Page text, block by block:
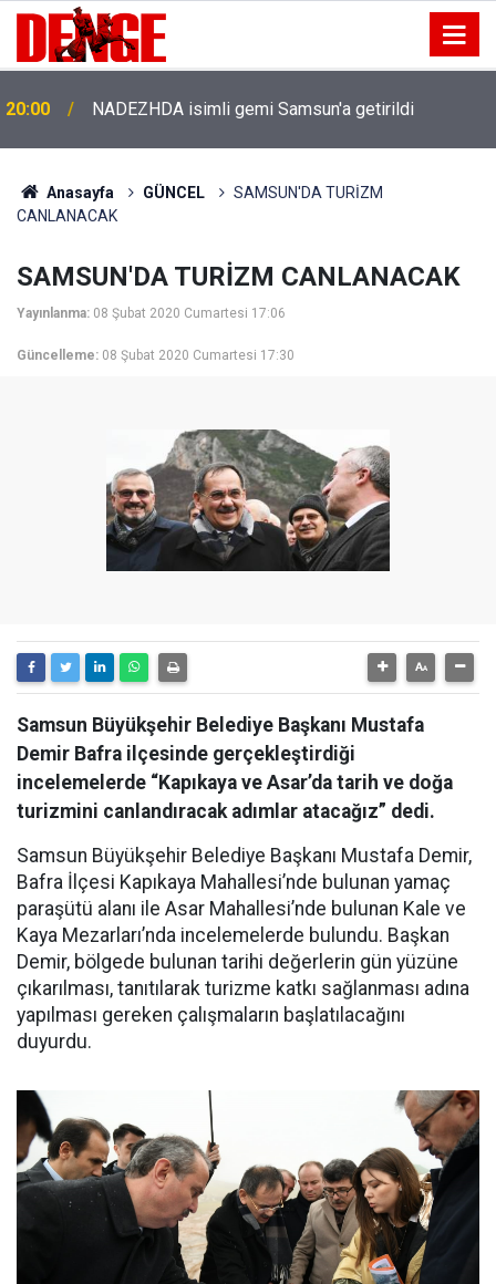
20:00 NADEZHDA isimli gemi Samsun'a getirildi
Anasayfa GÜNCEL
SAMSUN'DA TURİZM
CANLANACAK
SAMSUN'DA TURİZM CANLANACAK
Yayınlanma: 08 Şubat 2020 Cumartesi 17:06
Güncelleme: 08 Şubat 2020 Cumartesi 17:30
Samsun Büyükşehir Belediye Başkanı Mustafa
Demir Bafra ilçesinde gerçekleştirdiği
incelemelerde “Kapıkaya ve Asar’da tarih ve doğa
turizmini canlandıracak adımlar atacağız” dedi.
Samsun Büyükşehir Belediye Başkanı Mustafa Demir,
Bafra İlçesi Kapıkaya Mahallesi’nde bulunan yamaç
paraşütü alanı ile Asar Mahallesi’nde bulunan Kale ve
Kaya Mezarları’nda incelemelerde bulundu. Başkan
Demir, bölgede bulunan tarihi değerlerin gün yüzüne
çıkarılması, tanıtılarak turizme katkı sağlanması adına
yapılması gereken çalışmaların başlatılacağını
duyurdu.